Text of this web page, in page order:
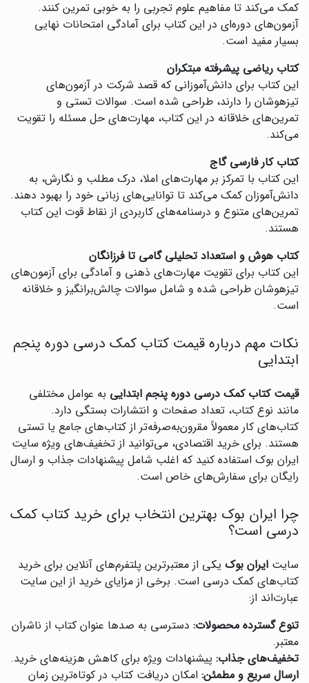
کمک می‌کند تا مفاهیم علوم تجربی را به خوبی تمرین کنند.
آزمون‌های دوره‌ای در این کتاب برای آمادگی امتحانات نهایی
بسیار مفید است.
کتاب ریاضی پیشرفته مبتکران
این کتاب برای دانش‌آموزانی که قصد شرکت در آزمون‌های
تیزهوشان را دارند، طراحی شده است. سوالات تستی و
تمرین‌های خلاقانه در این کتاب، مهارت‌های حل مسئله را تقویت
می‌کند.
کتاب کار فارسی گاج
این کتاب با تمرکز بر مهارت‌های املا، درک مطلب و نگارش، به
دانش‌آموزان کمک می‌کند تا توانایی‌های زبانی خود را بهبود دهند.
تمرین‌های متنوع و درسنامه‌های کاربردی از نقاط قوت این کتاب
هستند.
کتاب هوش و استعداد تحلیلی گامی تا فرزانگان
این کتاب برای تقویت مهارت‌های ذهنی و آمادگی برای آزمون‌های
تیزهوشان طراحی شده و شامل سوالات چالش‌برانگیز و خلاقانه
است.
نکات مهم درباره قیمت کتاب کمک درسی دوره پنجم
ابتدایی
قیمت کتاب کمک درسی دوره پنجم ابتدایی به عوامل مختلفی
مانند نوع کتاب، تعداد صفحات و انتشارات بستگی دارد.
کتاب‌های کار معمولاً مقرون‌به‌صرفه‌تر از کتاب‌های جامع یا تستی
هستند. برای خرید اقتصادی، می‌توانید از تخفیف‌های ویژه سایت
ایران بوک استفاده کنید که اغلب شامل پیشنهادات جذاب و ارسال
رایگان برای سفارش‌های خاص است.
چرا ایران بوک بهترین انتخاب برای خرید کتاب کمک
درسی است؟
سایت ایران بوک یکی از معتبرترین پلتفرم‌های آنلاین برای خرید
کتاب‌های کمک درسی است. برخی از مزایای خرید از این سایت
عبارت‌اند از:
تنوع گسترده محصولات: دسترسی به صدها عنوان کتاب از ناشران
معتبر.
تخفیف‌های جذاب: پیشنهادات ویژه برای کاهش هزینه‌های خرید.
ارسال سریع و مطمئن: امکان دریافت کتاب در کوتاه‌ترین زمان